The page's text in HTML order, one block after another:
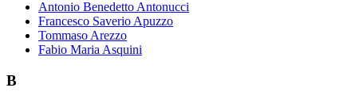
Antonio Benedetto Antonucci
Francesco Saverio Apuzzo
Tommaso Arezzo
Fabio Maria Asquini
B